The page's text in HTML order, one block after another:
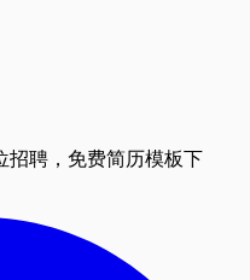
招聘，免费简历模板下